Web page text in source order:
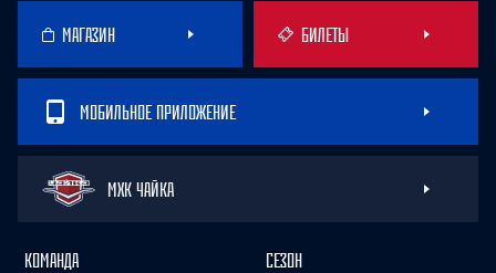
МАГАЗИН БИЛЕТЫ
МОБИЛЬНОЕ ПРИЛОЖЕНИЕ
МХК ЧАЙКА
КОМАНДА СЕЗОН